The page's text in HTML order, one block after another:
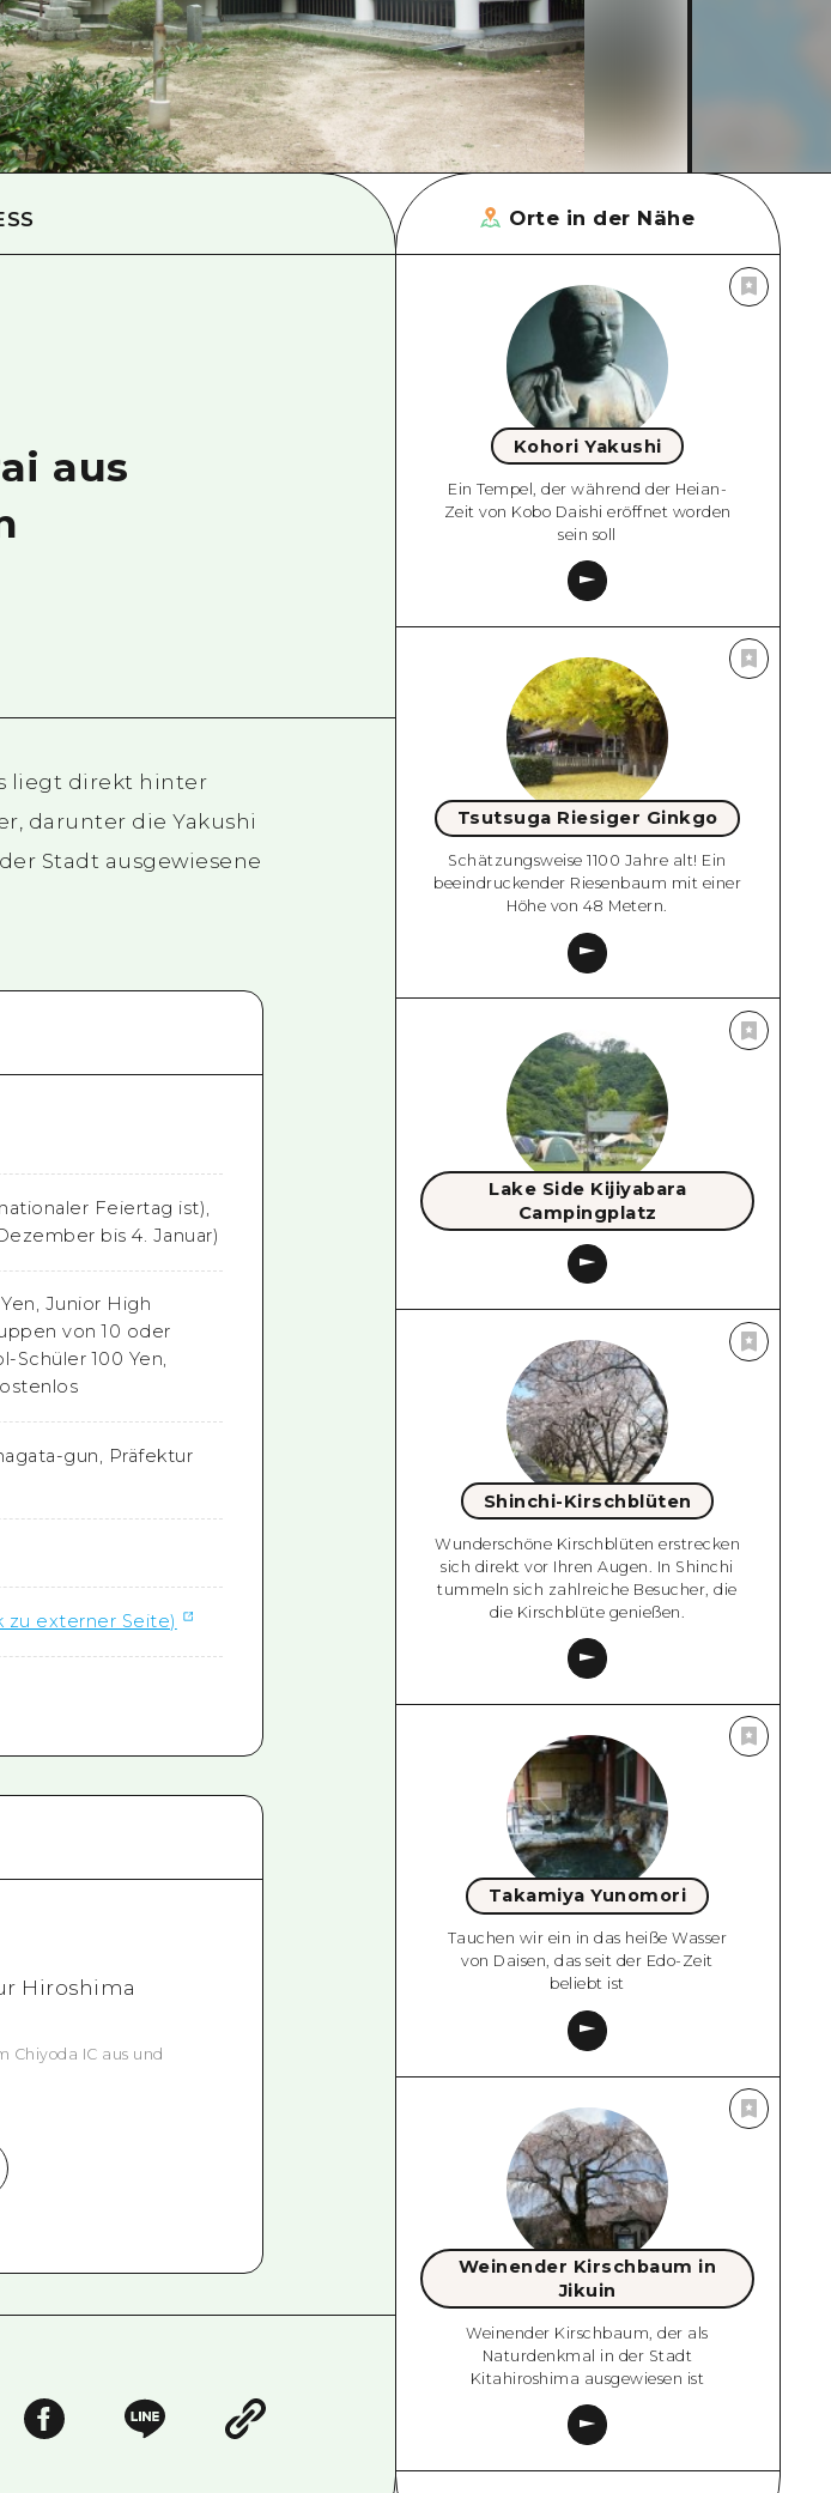
Östliches Yamaguchi
Ehime
Shimane
aus
liegt direkt hinter
darunter die Yakushi
Stadt ausgewiesene
Feiertag ist),
bis 4. Januar)
Junior High
von 10 oder
Schüler 100 Yen,
gun, Präfektur
zu externer Seite)
Hiroshima
Chiyoda IC aus und
Orte in der Nähe
Kohori Yakushi
Ein Tempel, der während der Heian-
Zeit von Kobo Daishi eröffnet worden
sein soll
Tsutsuga Riesiger Ginkgo
Schätzungsweise 1100 Jahre alt! Ein
beeindruckender Riesenbaum mit einer
Höhe von 48 Metern.
Lake Side Kijiyabara
Campingplatz
Shinchi-Kirschblüten
Wunderschöne Kirschblüten erstrecken
sich direkt vor Ihren Augen. In Shinchi
tummeln sich zahlreiche Besucher, die
die Kirschblüte genießen.
Takamiya Yunomori
Tauchen wir ein in das heiße Wasser
von Daisen, das seit der Edo-Zeit
beliebt ist
Weinender Kirschbaum in
Jikuin
Weinender Kirschbaum, der als
Naturdenkmal in der Stadt
Kitahiroshima ausgewiesen ist